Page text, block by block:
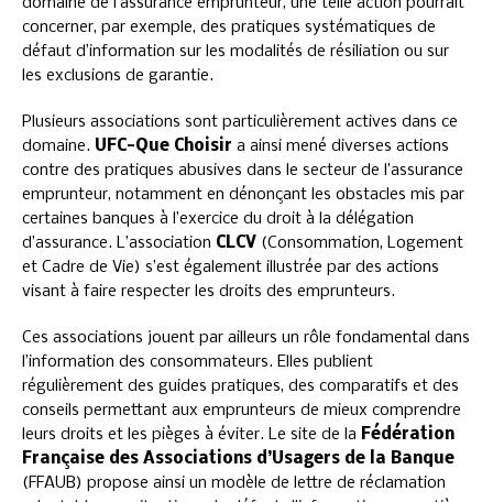
concerner, par exemple, des pratiques systématiques de
défaut d’information sur les modalités de résiliation ou sur
les exclusions de garantie.
Plusieurs associations sont particulièrement actives dans ce
domaine. UFC-Que Choisir a ainsi mené diverses actions
contre des pratiques abusives dans le secteur de l’assurance
emprunteur, notamment en dénonçant les obstacles mis par
certaines banques à l’exercice du droit à la délégation
d’assurance. L’association CLCV (Consommation, Logement
et Cadre de Vie) s’est également illustrée par des actions
visant à faire respecter les droits des emprunteurs.
Ces associations jouent par ailleurs un rôle fondamental dans
l’information des consommateurs. Elles publient
régulièrement des guides pratiques, des comparatifs et des
conseils permettant aux emprunteurs de mieux comprendre
leurs droits et les pièges à éviter. Le site de la Fédération
Française des Associations d’Usagers de la Banque
(FFAUB) propose ainsi un modèle de lettre de réclamation